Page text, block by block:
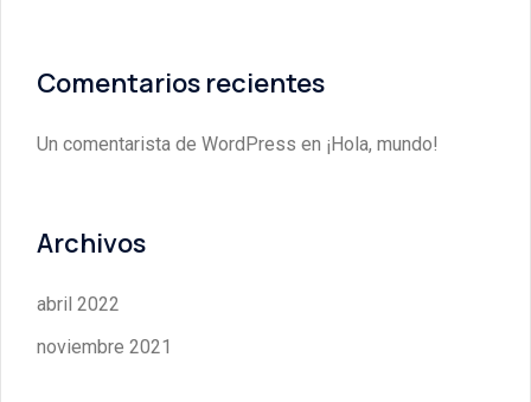
Comentarios recientes
Un comentarista de WordPress en ¡Hola, mundo!
Archivos
abril 2022
noviembre 2021